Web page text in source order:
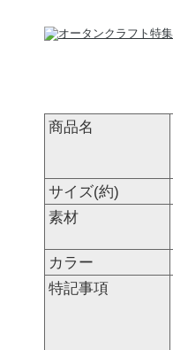
商品名
サイズ(約)
素材
カラー
特記事項